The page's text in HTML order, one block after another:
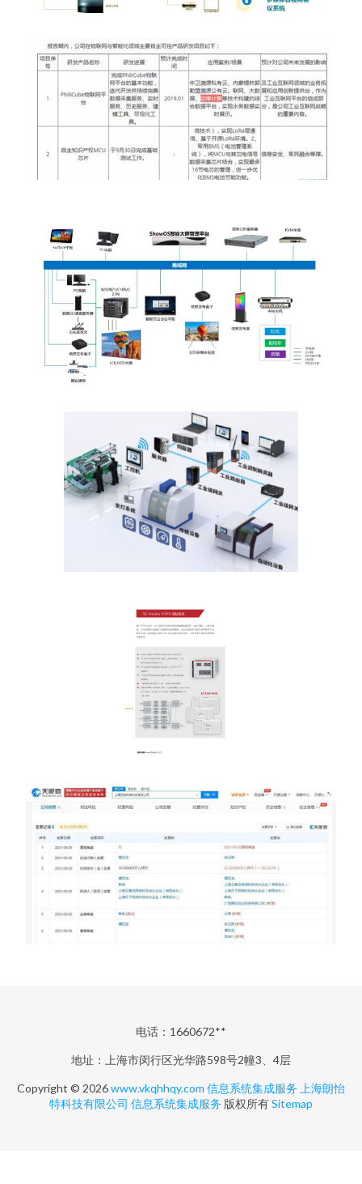
电话：1660672**
地址：上海市闵行区光华路598号2幢3、4层
Copyright © 2026www.vkqhhqy.com 信息系统集成服务 上海朗怡
特科技有限公司 信息系统集成服务 版权所有Sitemap